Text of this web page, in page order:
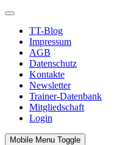
TT-Blog
Impressum
AGB
Datenschutz
Kontakte
Newsletter
Trainer-Datenbank
Mitgliedschaft
Login
Mobile Menu Toggle